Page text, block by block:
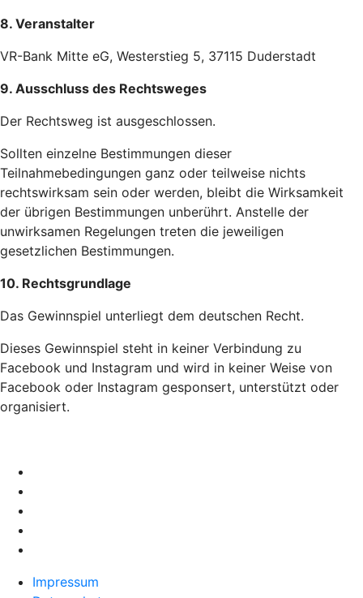
8. Veranstalter
VR-Bank Mitte eG, Westerstieg 5, 37115 Duderstadt
9. Ausschluss des Rechtsweges
Der Rechtsweg ist ausgeschlossen.
Sollten einzelne Bestimmungen dieser
Teilnahmebedingungen ganz oder teilweise nichts
rechtswirksam sein oder werden, bleibt die Wirksamkeit
der übrigen Bestimmungen unberührt. Anstelle der
unwirksamen Regelungen treten die jeweiligen
gesetzlichen Bestimmungen.
10. Rechtsgrundlage
Das Gewinnspiel unterliegt dem deutschen Recht.
Dieses Gewinnspiel steht in keiner Verbindung zu
Facebook und Instagram und wird in keiner Weise von
Facebook oder Instagram gesponsert, unterstützt oder
organisiert.
Impressum